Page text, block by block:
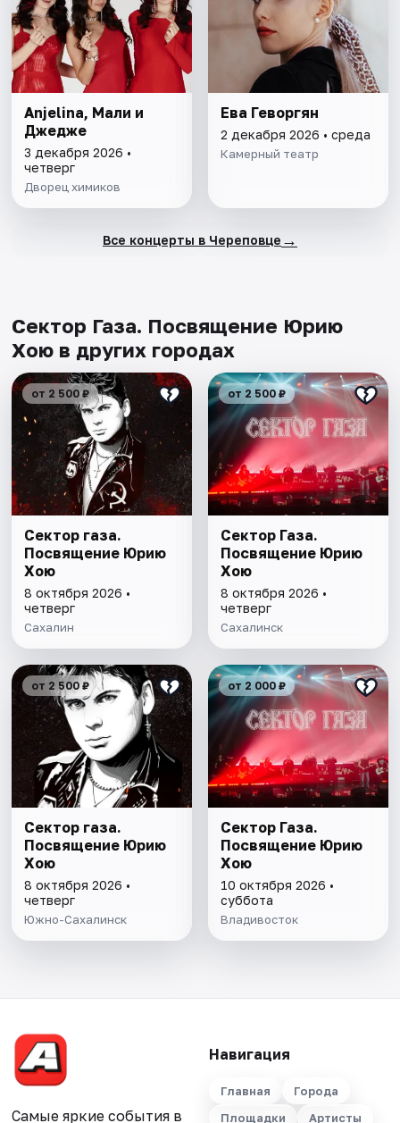
Anjelina, Мали и
Джедже
3 декабря 2026 •
четверг
Дворец химиков
Ева Геворгян
2 декабря 2026 • среда
Камерный театр
Все концерты в Череповце →
Сектор Газа. Посвящение Юрию
Хою в других городах
от 2 500 ₽
Сектор газа.
Посвящение Юрию
Хою
8 октября 2026 •
четверг
Сахалин
от 2 500 ₽
Сектор Газа.
Посвящение Юрию
Хою
8 октября 2026 •
четверг
Сахалинск
от 2 500 ₽
Сектор газа.
Посвящение Юрию
Хою
8 октября 2026 •
четверг
Южно-Сахалинск
от 2 000 ₽
Сектор Газа.
Посвящение Юрию
Хою
10 октября 2026 •
суббота
Владивосток
Самые яркие события в
Навигация
Главная
Города
Площадки
Артисты